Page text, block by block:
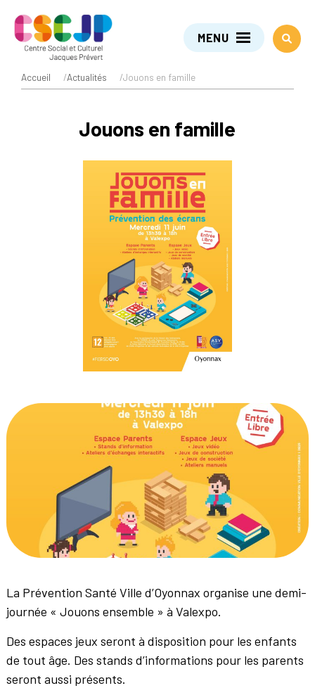
MENU
Accueil /Actualités /Jouons en famille
Jouons en famille
La Prévention Santé Ville d’Oyonnax organise une demi-
journée « Jouons ensemble » à Valexpo.
Des espaces jeux seront à disposition pour les enfants
de tout âge. Des stands d’informations pour les parents
seront aussi présents.